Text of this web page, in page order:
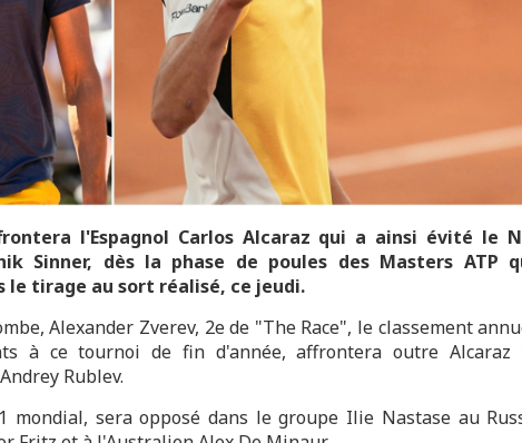
l'Espagnol Carlos Alcaraz qui a ainsi évité le
Sinner, dès la phase de poules des Masters ATP
le tirage au sort réalisé, ce jeudi.
Alexander Zverev, 2e de "The Race", le classement
à ce tournoi de fin d'année, affrontera outre Alcaraz
Rublev.
mondial, sera opposé dans le groupe Ilie Nastase au